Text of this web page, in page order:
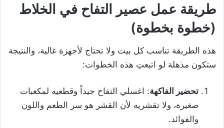
طريقة عمل عصير التفاح في الخلاط
(خطوة بخطوة)
هذه الطريقة تناسب كل بيت ولا تحتاج لأجهزة غالية، والنتيجة
ستكون مذهلة لو اتبعتِ هذه الخطوات:
تحضير الفاكهة: اغسلي التفاح جيداً وقطعيه لمكعبات
صغيرة، ولا تقشريه لأن القشر هو سر الطعم واللون
والفوائد.